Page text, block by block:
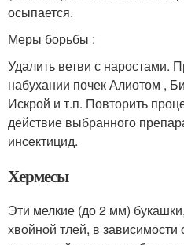
осыпается.
Меры борьбы :
Удалить ветви с наростами.
набухании почек Алиотом ,
Искрой и т.п. Повторить
действие выбранного
инсектицид.
Хермесы
Эти мелкие (до 2 мм)
хвойной тлей, в зависимости